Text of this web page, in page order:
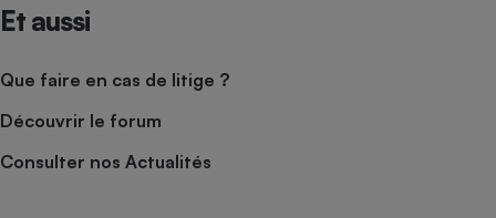
Et aussi
Que faire en cas de litige ?
Découvrir le forum
Consulter nos Actualités